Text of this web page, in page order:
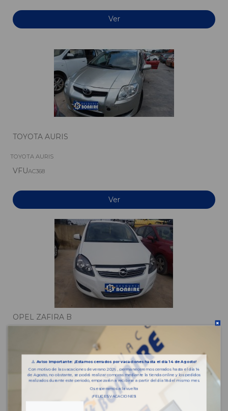
Ver
TOYOTA AURIS
TOYOTA AURIS
VFUAC368
Ver
OPEL ZAFIRA B
Ver
⚠️Aviso importante: ¡Estamos cerrados por vacaciones hasta el día 14 de Agosto!
Con motivo de las vacaciones de verano 2026 , permaneceremos cerrados hasta el día 14
de Agosto, no obstante, se podrá realizar compras mediante la tienda online y los pedidos
realizados durante este periodo, empezarán a recibirse a partir del día 18 del mismo mes.
Os esperamos a la vuelta
¡FELICES VACACIONES!